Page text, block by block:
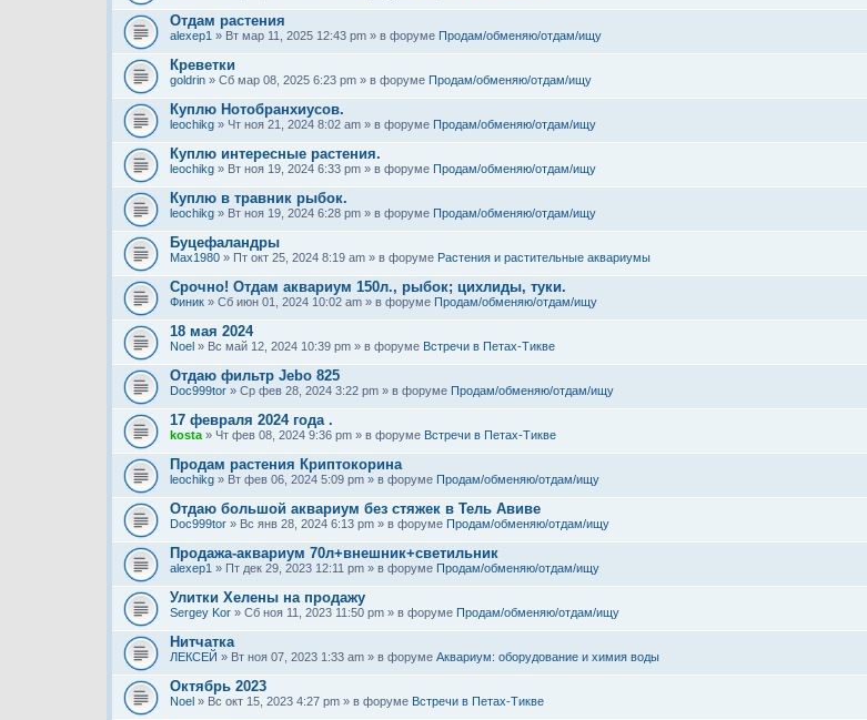
Отдам растения
alexep1 » Вт мар 11, 2025 12:43 pm » в форуме Продам/обменяю/отдам/ищу
Креветки
goldrin » Сб мар 08, 2025 6:23 pm » в форуме Продам/обменяю/отдам/ищу
Куплю Нотобранхиусов.
leochikg » Чт ноя 21, 2024 8:02 am » в форуме Продам/обменяю/отдам/ищу
Куплю интересные растения.
leochikg » Вт ноя 19, 2024 6:33 pm » в форуме Продам/обменяю/отдам/ищу
Куплю в травник рыбок.
leochikg » Вт ноя 19, 2024 6:28 pm » в форуме Продам/обменяю/отдам/ищу
Буцефаландры
Max1980 » Пт окт 25, 2024 8:19 am » в форуме Растения и растительные аквариумы
Срочно! Отдам аквариум 150л., рыбок; цихлиды, туки.
Финик » Сб июн 01, 2024 10:02 am » в форуме Продам/обменяю/отдам/ищу
18 мая 2024
Noel » Вс май 12, 2024 10:39 pm » в форуме Встречи в Петах-Тикве
Отдаю фильтр Jebo 825
Doc999tor » Ср фев 28, 2024 3:22 pm » в форуме Продам/обменяю/отдам/ищу
17 февраля 2024 года .
kosta » Чт фев 08, 2024 9:36 pm » в форуме Встречи в Петах-Тикве
Продам растения Криптокорина
leochikg » Вт фев 06, 2024 5:09 pm » в форуме Продам/обменяю/отдам/ищу
Отдаю большой аквариум без стяжек в Тель Авиве
Doc999tor » Вс янв 28, 2024 6:13 pm » в форуме Продам/обменяю/отдам/ищу
Продажа-аквариум 70л+внешник+светильник
alexep1 » Пт дек 29, 2023 12:11 pm » в форуме Продам/обменяю/отдам/ищу
Улитки Хелены на продажу
Sergey Kor » Сб ноя 11, 2023 11:50 pm » в форуме Продам/обменяю/отдам/ищу
Нитчатка
ЛЕКСЕЙ » Вт ноя 07, 2023 1:33 am » в форуме Аквариум: оборудование и химия воды
Октябрь 2023
Noel » Вс окт 15, 2023 4:27 pm » в форуме Встречи в Петах-Тикве